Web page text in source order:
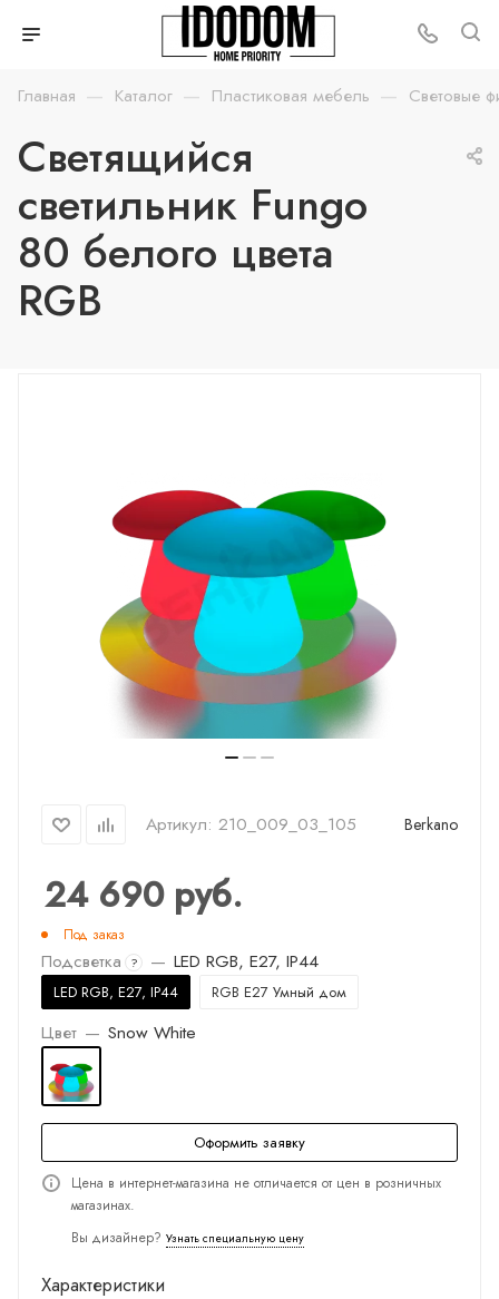
Главная — Каталог — Пластиковая мебель — Световые
Светящийся
светильник Fungo
80 белого цвета
RGB
Артикул: 210_009_03_105 Berkano
24 690руб.
Под заказ
Подсветка ? — LED RGB, E27, IP44
LED RGB, E27, IP44 RGB E27 Умный дом
Цвет — Snow White
Оформить заявку
Цена в интернет-магазина не отличается от цен в розничных
магазинах.
Вы дизайнер? Узнать специальную цену
Характеристики